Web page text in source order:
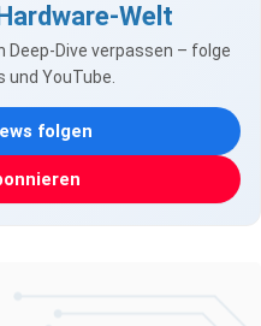
Welt
Deep-Dive verpassen – folge
und YouTube.
folgen